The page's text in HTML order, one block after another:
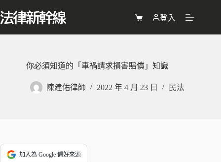
至
購
物
登入
你必須知道的「車禍請求損害賠償」知識
陳建佑律師 2022 年 4 月 23 日 民法
加入為 Google 偏好來源